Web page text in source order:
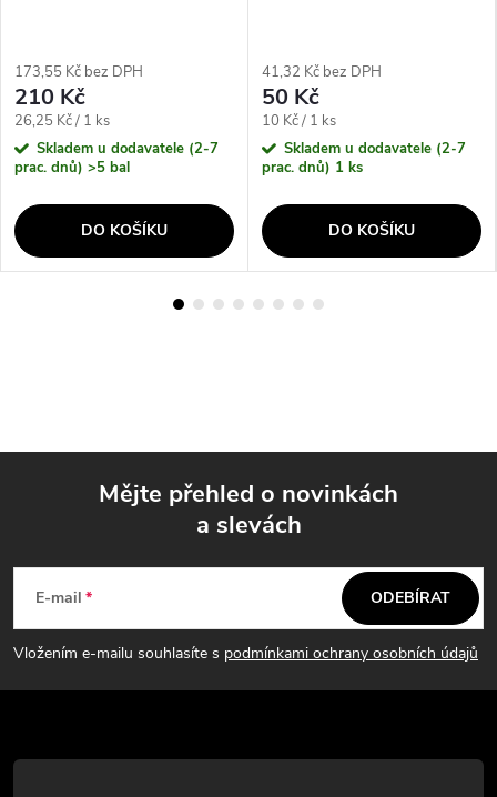
173,55 Kč bez DPH
210 Kč
Měrná
cena:
26,25 Kč / 1 ks
Skladem u dodavatele (2-7
prac. dnů) >5 bal
DO KOŠÍKU
41,32 Kč bez DPH
50 Kč
Měrná
cena:
10 Kč / 1 ks
Skladem u dodavatele (2-7
prac. dnů) 1 ks
DO KOŠÍKU
p
a
t
Mějte přehled o novinkách
a slevách
E-mail
Vložením e-mailu souhlasíte s podmínkami ochrany osobních údajů
ODEBÍRAT